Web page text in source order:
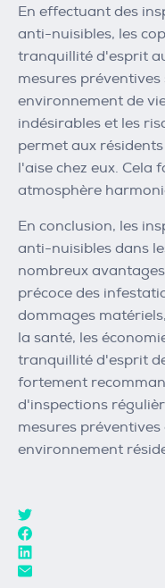
En effectuant des
anti-nuisibles, les
tranquillité d'esprit
mesures
environnement de
indésirables et les
permet aux
l'aise chez eux. Cela
atmosphère
En conclusion, les
anti-nuisibles dans
nombreux
précoce des
dommages
la santé, les
tranquillité d'esprit
fortement
d'inspections
mesures
environnement